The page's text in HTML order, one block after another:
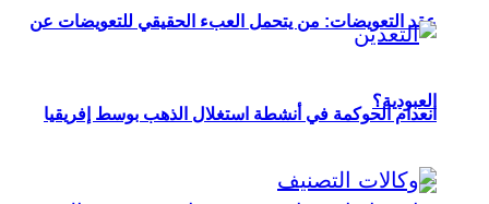
عقد التعويضات: من يتحمل العبء الحقيقي للتعويضات عن
العبودية؟
انعدام الحوكمة في أنشطة استغلال الذهب بوسط إفريقيا